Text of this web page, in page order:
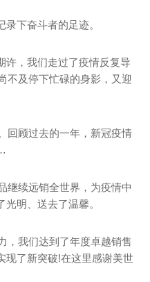
下奋斗者的足迹。
许，我们走过了疫情反复导
不及停下忙碌的身影，又迎
回顾过去的一年，新冠疫情
继续远销全世界，为疫情中
明、送去了温馨。
，我们达到了年度卓越销售
现了新突破!在这里感谢美世